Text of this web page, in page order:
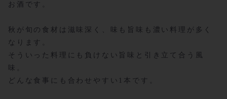
お酒です。
秋が旬の食材は滋味深く、味も旨味も濃い料理が多く
なります。
そういった料理にも負けない旨味と引き立て合う風
味。
どんな食事にも合わせやすい1本です。